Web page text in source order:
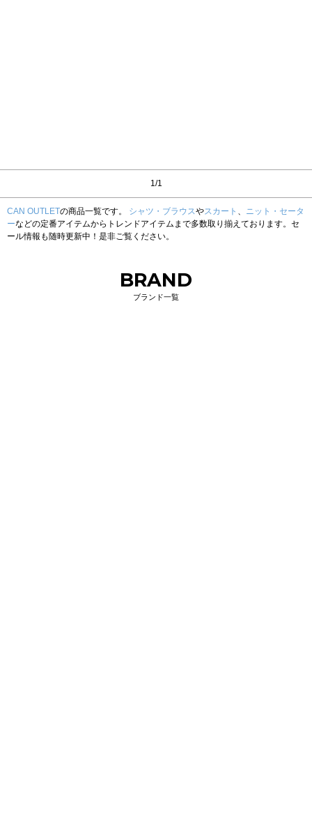
1/1
CAN OUTLETの商品一覧です。 シャツ・ブラウスやスカート 、 ニット・セータ
ーなどの定番アイテムからトレンドアイテムまで多数取り揃えております。セ
ール情報も随時更新中！是非ご覧ください。
BRAND
ブランド一覧